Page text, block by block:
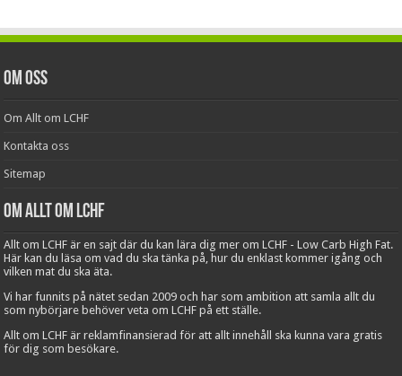
Om oss
Om Allt om LCHF
Kontakta oss
Sitemap
Om Allt om LCHF
Allt om LCHF är en sajt där du kan lära dig mer om LCHF - Low Carb High Fat.
Här kan du läsa om vad du ska tänka på, hur du enklast kommer igång och
vilken mat du ska äta.
Vi har funnits på nätet sedan 2009 och har som ambition att samla allt du
som nybörjare behöver veta om LCHF på ett ställe.
Allt om LCHF är reklamfinansierad för att allt innehåll ska kunna vara gratis
för dig som besökare.